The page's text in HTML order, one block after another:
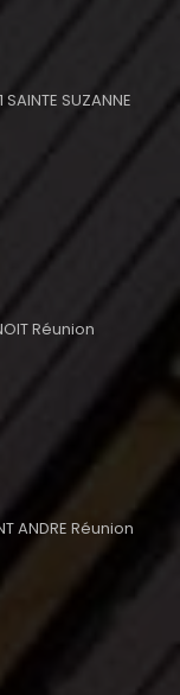
SUZANNE
Réunion
ANDRE Réunion